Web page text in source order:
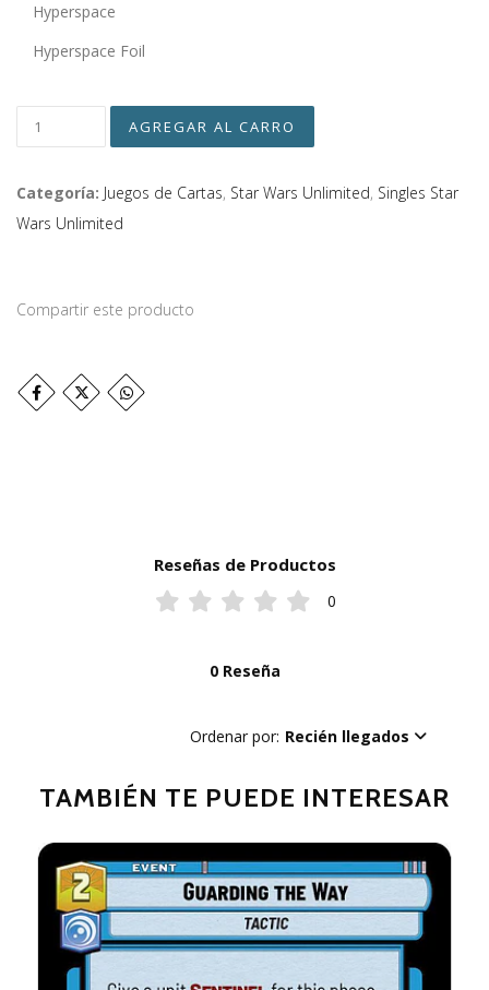
Hyperspace
Hyperspace Foil
Categoría: Juegos de Cartas, Star Wars Unlimited, Singles Star
Wars Unlimited
Compartir este producto
Reseñas de Productos
0
0 Reseña
Ordenar por: Recién llegados
TAMBIÉN TE PUEDE INTERESAR